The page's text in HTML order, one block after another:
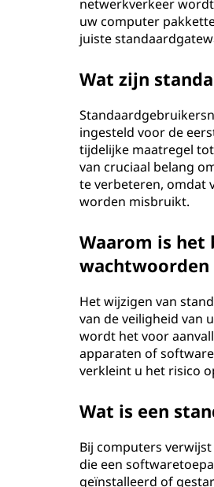
netwerkverkeer
uw computer
juiste
Wat zijn
ingesteld voor de
tijdelijke maatregel
van cruciaal belang
te verbeteren, omdat
worden misbruikt.
Waarom is
Het wijzigen van
van de veiligheid van
wordt het voor
apparaten of
verkleint u het risico
Wat is een
Bij computers
die een
geïnstalleerd of